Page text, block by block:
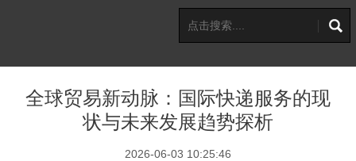
全球贸易新动脉：国际快递服务的现
状与未来发展趋势探析
2026-06-03 10:25:46